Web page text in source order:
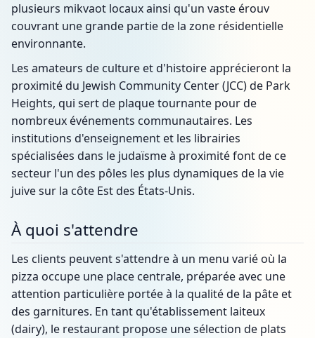
plusieurs mikvaot locaux ainsi qu'un vaste érouv
couvrant une grande partie de la zone résidentielle
environnante.
Les amateurs de culture et d'histoire apprécieront la
proximité du Jewish Community Center (JCC) de Park
Heights, qui sert de plaque tournante pour de
nombreux événements communautaires. Les
institutions d'enseignement et les librairies
spécialisées dans le judaïsme à proximité font de ce
secteur l'un des pôles les plus dynamiques de la vie
juive sur la côte Est des États-Unis.
À quoi s'attendre
Les clients peuvent s'attendre à un menu varié où la
pizza occupe une place centrale, préparée avec une
attention particulière portée à la qualité de la pâte et
des garnitures. En tant qu'établissement laiteux
(dairy), le restaurant propose une sélection de plats